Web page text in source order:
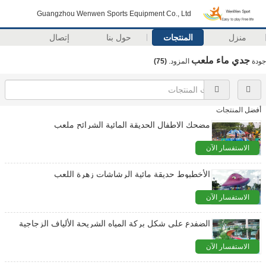
Guangzhou Wenwen Sports Equipment Co., Ltd
منزل المنتجات حول بنا إتصال
جودة جدي ماء ملعب المزود. (75)
أفضل المنتجات
مضحك الاطفال الحديقة المائية الشرائح ملعب
الاستفسار الآن
الأخطبوط حديقة مائية الرشاشات زهرة اللعب
الاستفسار الآن
الضفدع على شكل بركة المياه الشريحة الألياف الزجاجية
الاستفسار الآن